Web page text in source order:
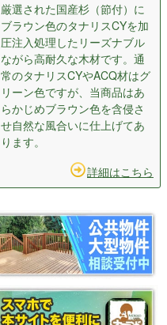
厳選された国産杉（節付）に
ブラウン色のタナリスCYを加
圧注入処理したリーズナブル
ながら高耐久な木材です。通
常のタナリスCYやACQ材はグ
リーン色ですが、当商品はあ
らかじめブラウン色を含侵さ
せ自然な風合いに仕上げてあ
ります。
詳細はこちら